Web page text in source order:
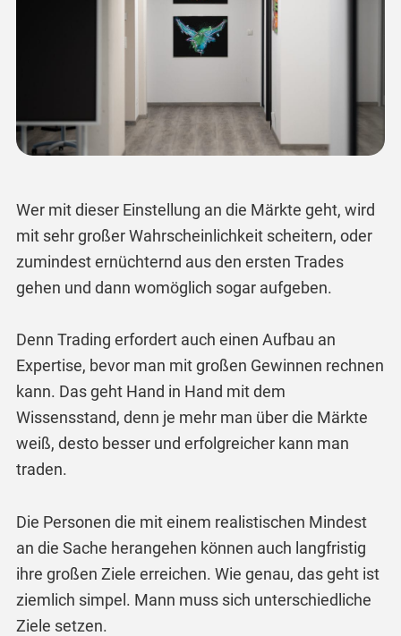
Wer mit dieser Einstellung an die Märkte geht, wird
mit sehr großer Wahrscheinlichkeit scheitern, oder
zumindest ernüchternd aus den ersten Trades
gehen und dann womöglich sogar aufgeben.
Denn Trading erfordert auch einen Aufbau an
Expertise, bevor man mit großen Gewinnen rechnen
kann. Das geht Hand in Hand mit dem
Wissensstand, denn je mehr man über die Märkte
weiß, desto besser und erfolgreicher kann man
traden.
Die Personen die mit einem realistischen Mindest
an die Sache herangehen können auch langfristig
ihre großen Ziele erreichen. Wie genau, das geht ist
ziemlich simpel. Mann muss sich unterschiedliche
Ziele setzen.